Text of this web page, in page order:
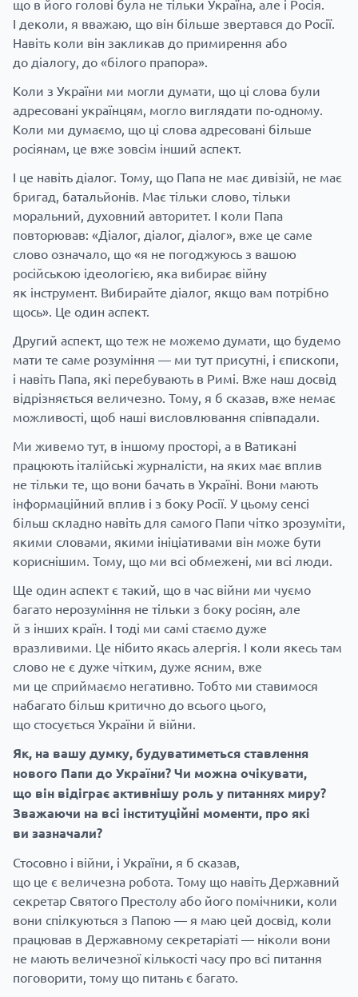
що в його голові була не тільки Україна, але і Росія.
І деколи, я вважаю, що він більше звертався до Росії.
Навіть коли він закликав до примирення або
до діалогу, до «білого прапора».
Коли з України ми могли думати, що ці слова були
адресовані українцям, могло виглядати по-одному.
Коли ми думаємо, що ці слова адресовані більше
росіянам, це вже зовсім інший аспект.
І це навіть діалог. Тому, що Папа не має дивізій, не має
бригад, батальйонів. Має тільки слово, тільки
моральний, духовний авторитет. І коли Папа
повторював: «Діалог, діалог, діалог», вже це саме
слово означало, що «я не погоджуюсь з вашою
російською ідеологією, яка вибирає війну
як інструмент. Вибирайте діалог, якщо вам потрібно
щось». Це один аспект.
Другий аспект, що теж не можемо думати, що будемо
мати те саме розуміння — ми тут присутні, і єпископи,
і навіть Папа, які перебувають в Римі. Вже наш досвід
відрізняється величезно. Тому, я б сказав, вже немає
можливості, щоб наші висловлювання співпадали.
Ми живемо тут, в іншому просторі, а в Ватикані
працюють італійські журналісти, на яких має вплив
не тільки те, що вони бачать в Україні. Вони мають
інформаційний вплив і з боку Росії. У цьому сенсі
більш складно навіть для самого Папи чітко зрозуміти,
якими словами, якими ініціативами він може бути
кориснішим. Тому, що ми всі обмежені, ми всі люди.
Ще один аспект є такий, що в час війни ми чуємо
багато нерозуміння не тільки з боку росіян, але
й з інших країн. І тоді ми самі стаємо дуже
вразливими. Це нібито якась алергія. І коли якесь там
слово не є дуже чітким, дуже ясним, вже
ми це сприймаємо негативно. Тобто ми ставимося
набагато більш критично до всього цього,
що стосується України й війни.
Як, на вашу думку, будуватиметься ставлення
нового Папи до України? Чи можна очікувати,
що він відіграє активнішу роль у питаннях миру?
Зважаючи на всі інституційні моменти, про які
ви зазначали?
Стосовно і війни, і України, я б сказав,
що це є величезна робота. Тому що навіть Державний
секретар Святого Престолу або його помічники, коли
вони спілкуються з Папою — я маю цей досвід, коли
працював в Державному секретаріаті — ніколи вони
не мають величезної кількості часу про всі питання
поговорити, тому що питань є багато.